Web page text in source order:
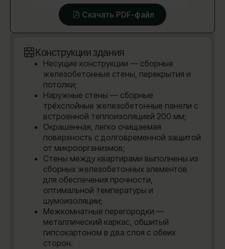
Скачать PDF-файл
Конструкции здания
Несущие конструкции — сборные
железобетонные стены, перекрытия и
потолки;
Наружные стены — сборные
трёхслойные железобетонные панели с
встроенной теплоизоляцией 200 мм;
Окрашенная, легко очищаемая
поверхность с долговременной защитой
от микроорганизмов;
Стены между квартирами выполнены из
сборных железобетонных элементов
для обеспечения прочности,
оптимальной температуры и
шумоизоляции;
Межкомнатные перегородки —
металлический каркас, обшитый
гипсокартоном в два слоя с обеих
сторон.